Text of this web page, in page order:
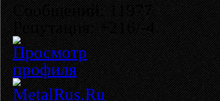
Сообщений: 11977
Репутация: +216/-4